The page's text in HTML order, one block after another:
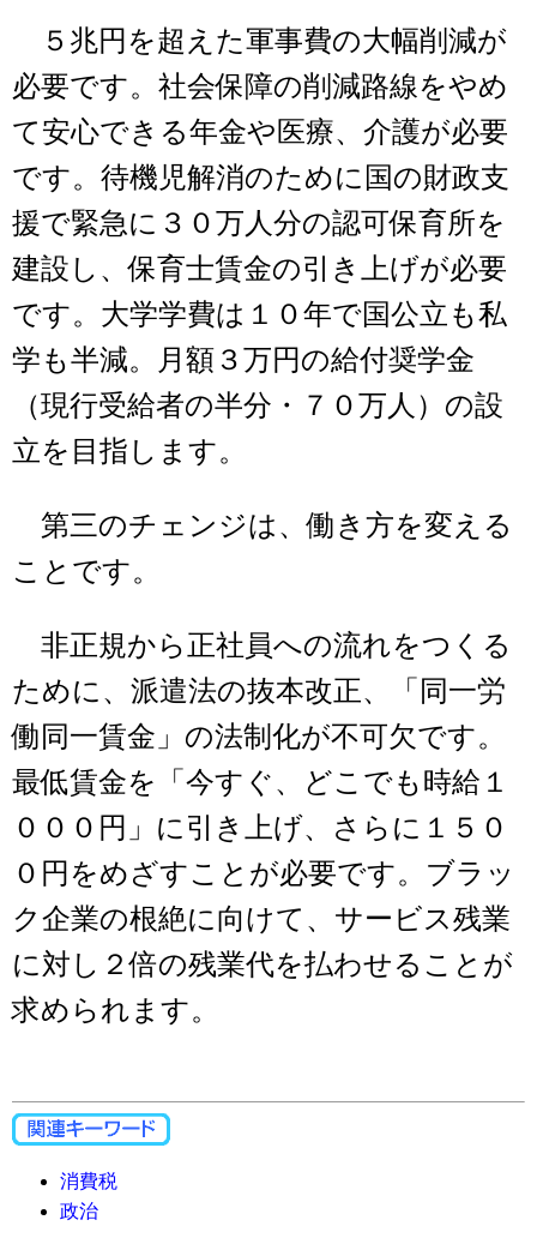
５兆円を超えた軍事費の大幅削減が
必要です。社会保障の削減路線をやめ
て安心できる年金や医療、介護が必要
です。待機児解消のために国の財政支
援で緊急に３０万人分の認可保育所を
建設し、保育士賃金の引き上げが必要
です。大学学費は１０年で国公立も私
学も半減。月額３万円の給付奨学金
（現行受給者の半分・７０万人）の設
立を目指します。
第三のチェンジは、働き方を変える
ことです。
非正規から正社員への流れをつくる
ために、派遣法の抜本改正、「同一労
働同一賃金」の法制化が不可欠です。
最低賃金を「今すぐ、どこでも時給１
０００円」に引き上げ、さらに１５０
０円をめざすことが必要です。ブラッ
ク企業の根絶に向けて、サービス残業
に対し２倍の残業代を払わせることが
求められます。
消費税
政治